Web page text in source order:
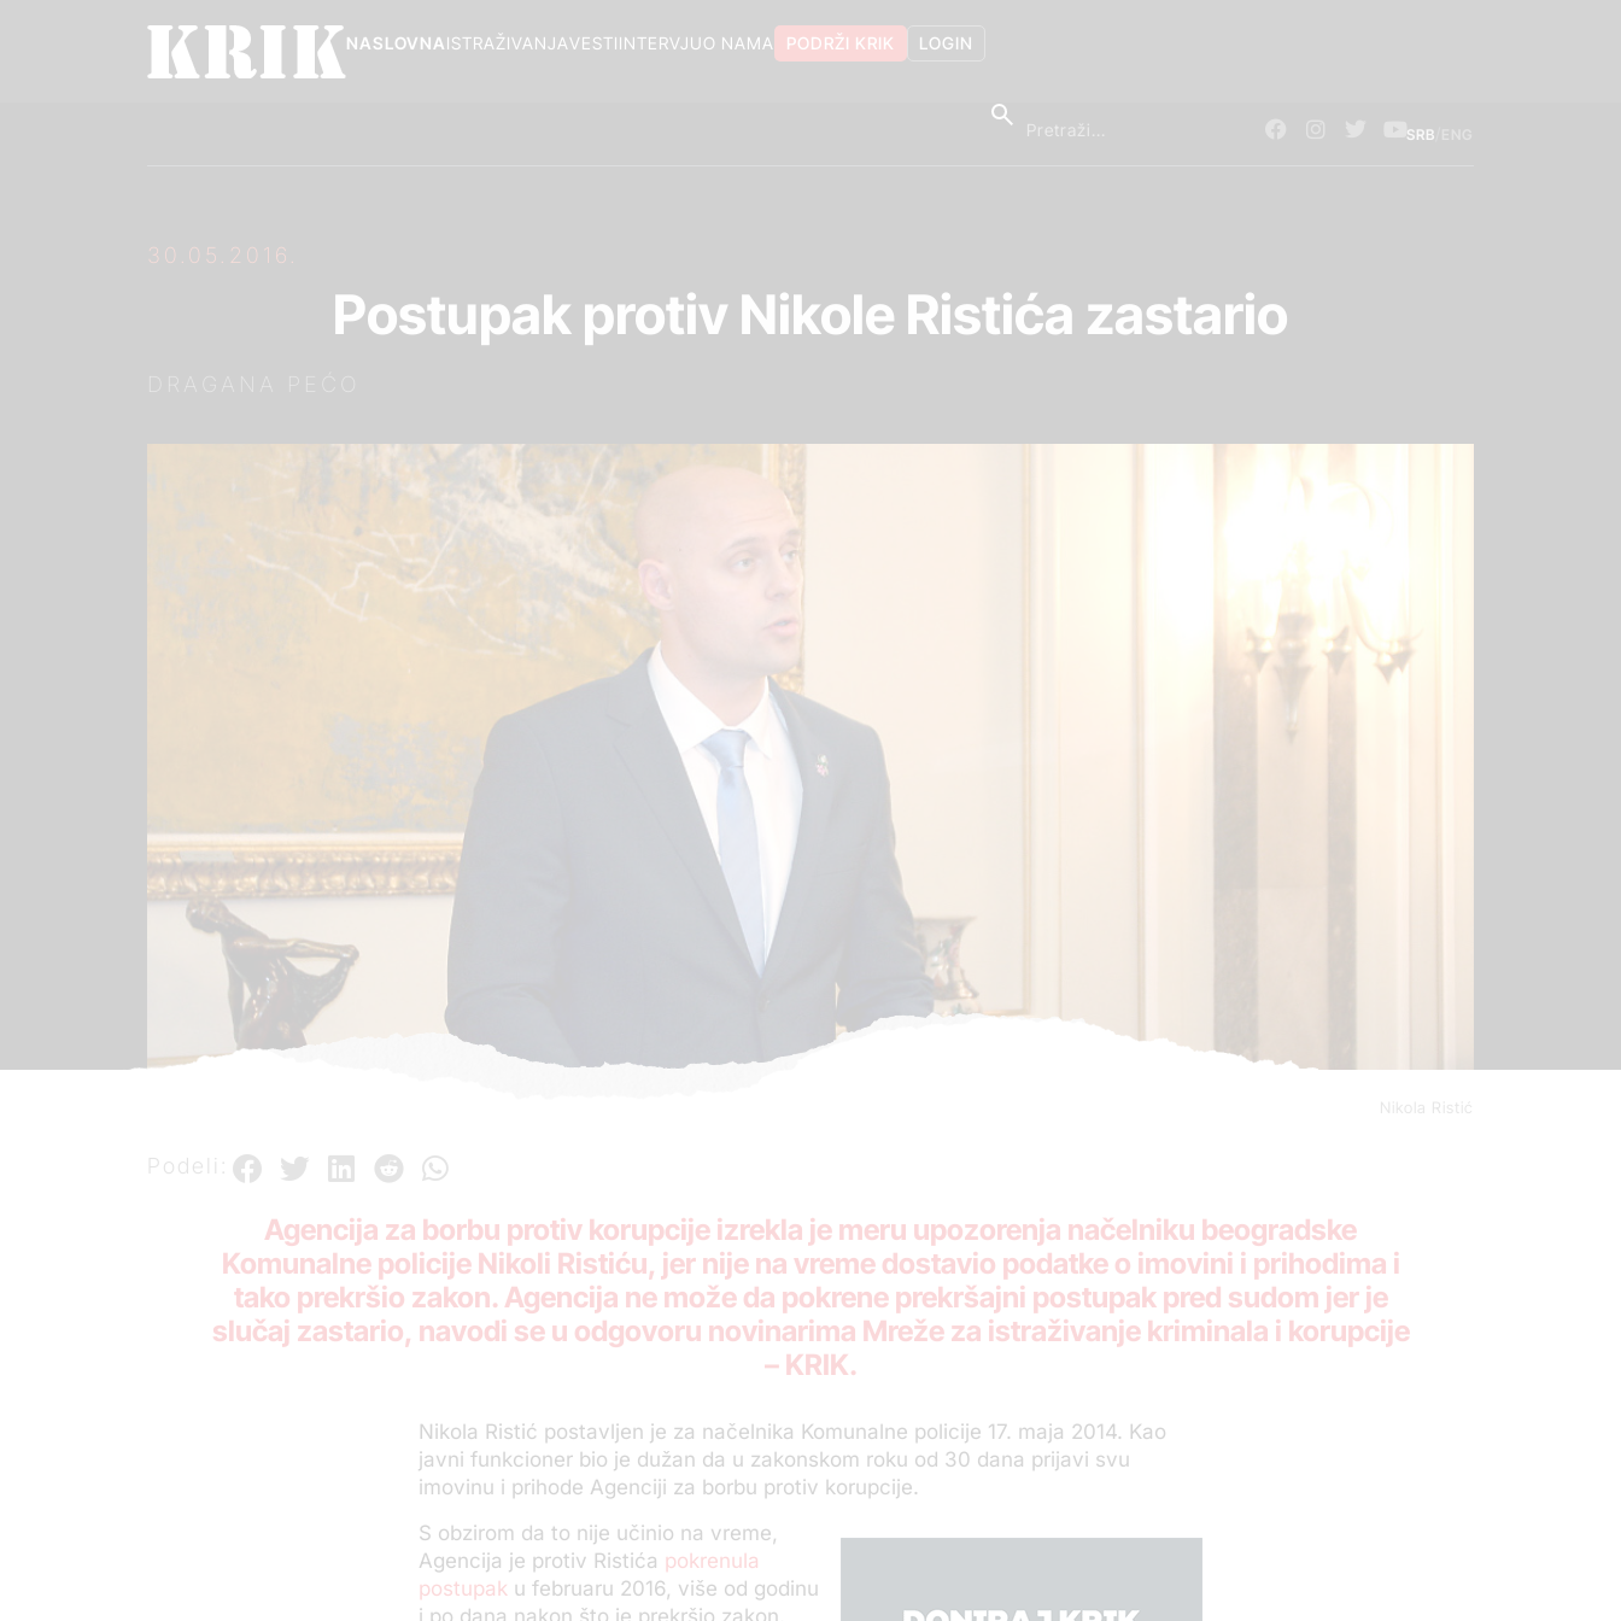
LOGIN
PODRŽI KRIK
O NAMA
INTERVJU
VESTI
ISTRAŽIVANJA
NASLOVNA
SRB
30.05.2016.
Postupak protiv Nikole Ristića zastario
Nikola Ristić
Podeli:
Agencija za borbu protiv korupcije izrekla je meru upozorenja načelniku beogradske
Komunalne policije Nikoli Ristiću, jer nije na vreme dostavio podatke o imovini i prihodima i
tako prekršio zakon. Agencija ne može da pokrene prekršajni postupak pred sudom jer je
slučaj zastario, navodi se u odgovoru novinarima Mreže za istraživanje kriminala i korupcije
– KRIK.
Nikola Ristić postavljen je za načelnika Komunalne policije 17. maja 2014. Kao
javni funkcioner bio je dužan da u zakonskom roku od 30 dana prijavi svu
imovinu i prihode Agenciji za borbu protiv korupcije.
S obzirom da to nije učinio na vreme,
Agencija je protiv Ristića pokrenula
postupak u februaru 2016, više od godinu